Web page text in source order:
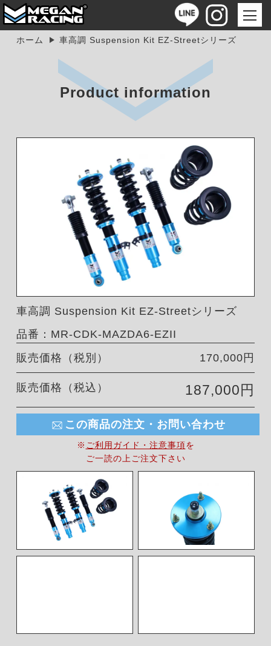
ホーム 車高調 Suspension Kit EZ-Streetシリーズ
Product information
車高調 Suspension Kit EZ-Streetシリーズ
品番：MR-CDK-MAZDA6-EZII
販売価格（税別）
170,000円
販売価格（税込） 187,000円
この商品の注文・お問い合わせ
※ ご利用ガイド・注意事項を
ご一読の上ご注文下さい